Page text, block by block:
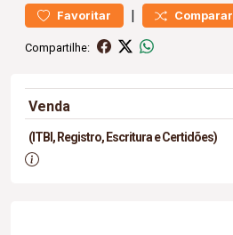
Favoritar | Comparar
Compartilhe:
Venda
(ITBI, Registro, Escritura e Certidões)